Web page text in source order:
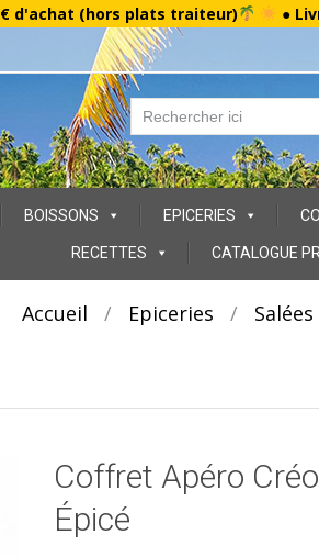
d'achat (hors plats traiteur) ●
BOISSONS EPICERIES
RECETTES CATALOGUE
Accueil / Epiceries / Salées
Coffret Apéro
Épicé